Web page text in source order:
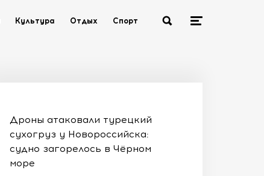
Культура Отдых Спорт
Дроны атаковали турецкий
сухогруз у Новороссийска:
судно загорелось в Чёрном
море